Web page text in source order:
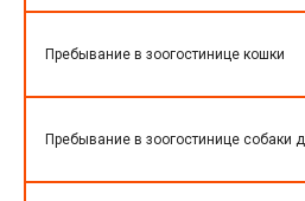
Пребывание в зоогостинице кошки
Пребывание в зоогостинице собаки